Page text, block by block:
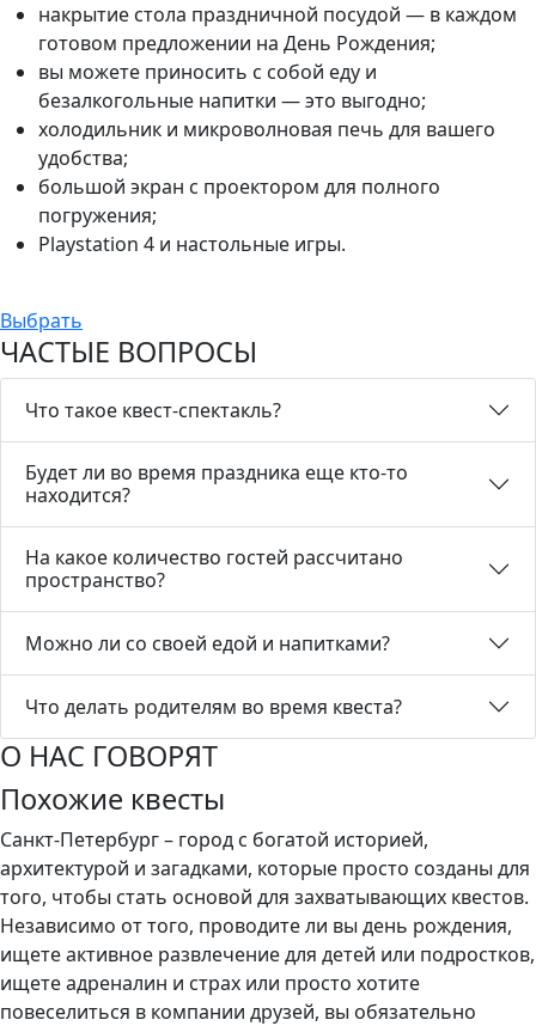
накрытие стола праздничной посудой — в каждом
готовом предложении на День Рождения;
вы можете приносить с собой еду и
безалкогольные напитки — это выгодно;
холодильник и микроволновая печь для вашего
удобства;
большой экран с проектором для полного
погружения;
Playstation 4 и настольные игры.
Выбрать
ЧАСТЫЕ ВОПРОСЫ
Что такое квест-спектакль?
Будет ли во время праздника еще кто-то
находится?
На какое количество гостей рассчитано
пространство?
Можно ли со своей едой и напитками?
Что делать родителям во время квеста?
О НАС ГОВОРЯТ
Похожие квесты
Санкт-Петербург – город с богатой историей,
архитектурой и загадками, которые просто созданы для
того, чтобы стать основой для захватывающих квестов.
Независимо от того, проводите ли вы день рождения,
ищете активное развлечение для детей или подростков,
ищете адреналин и страх или просто хотите
повеселиться в компании друзей, вы обязательно